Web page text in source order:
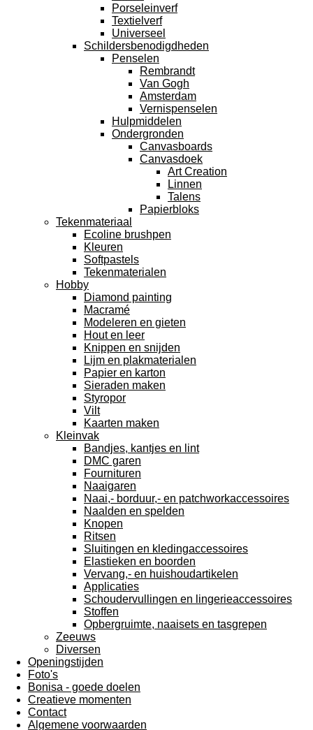
Porseleinverf
Textielverf
Universeel
Schildersbenodigdheden
Penselen
Rembrandt
Van Gogh
Amsterdam
Vernispenselen
Hulpmiddelen
Ondergronden
Canvasboards
Canvasdoek
Art Creation
Linnen
Talens
Papierbloks
Tekenmateriaal
Ecoline brushpen
Kleuren
Softpastels
Tekenmaterialen
Hobby
Diamond painting
Macramé
Modeleren en gieten
Hout en leer
Knippen en snijden
Lijm en plakmaterialen
Papier en karton
Sieraden maken
Styropor
Vilt
Kaarten maken
Kleinvak
Bandjes, kantjes en lint
DMC garen
Fournituren
Naaigaren
Naai,- borduur,- en patchworkaccessoires
Naalden en spelden
Knopen
Ritsen
Sluitingen en kledingaccessoires
Elastieken en boorden
Vervang,- en huishoudartikelen
Applicaties
Schoudervullingen en lingerieaccessoires
Stoffen
Opbergruimte, naaisets en tasgrepen
Zeeuws
Diversen
Openingstijden
Foto's
Bonisa - goede doelen
Creatieve momenten
Contact
Algemene voorwaarden